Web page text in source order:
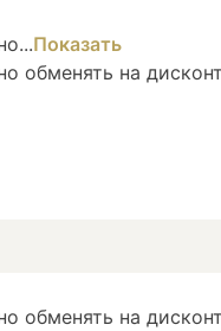
Показать
обменять на
обменять на